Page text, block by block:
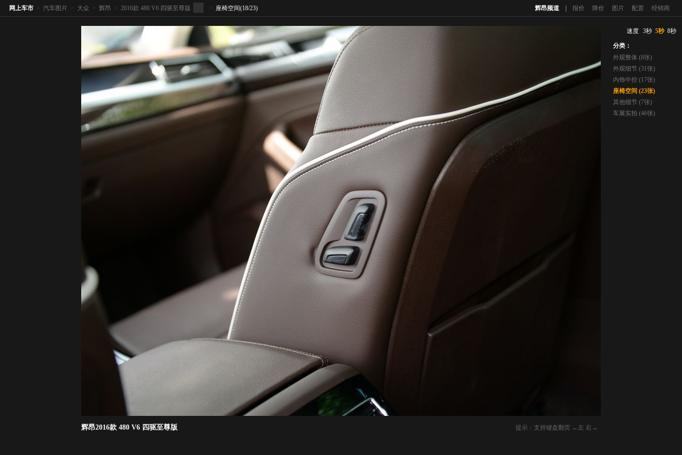
辉昂频道 报价 降价 图片 配置 经销商
网上车市 > 汽车图片 > 大众 > 辉昂 > 2016款 480 V6 四驱至尊版 > 座椅空间(18/23)
提示：支持键盘翻页 ←左 右→
辉昂2016款 480 V6 四驱至尊版
速度 3秒 5秒 8秒
分类：
外观整体 (8张)
外观细节 (31张)
内饰中控 (17张)
座椅空间 (23张)
其他细节 (7张)
车展实拍 (46张)